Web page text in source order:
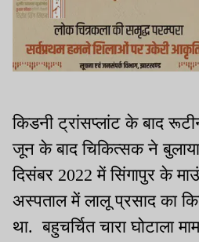
किडनी ट्रांसप्लांट के बाद
जून के बाद चिकित्सक ने
दिसंबर 2022 में सिंगापुर के
अस्पताल में लालू प्रसाद का
था. बहुचर्चित चारा घोटाला